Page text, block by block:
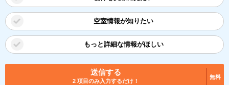
空室情報が知りたい
もっと詳細な情報がほしい
送信する
2 項目のみ入力するだけ！
無料